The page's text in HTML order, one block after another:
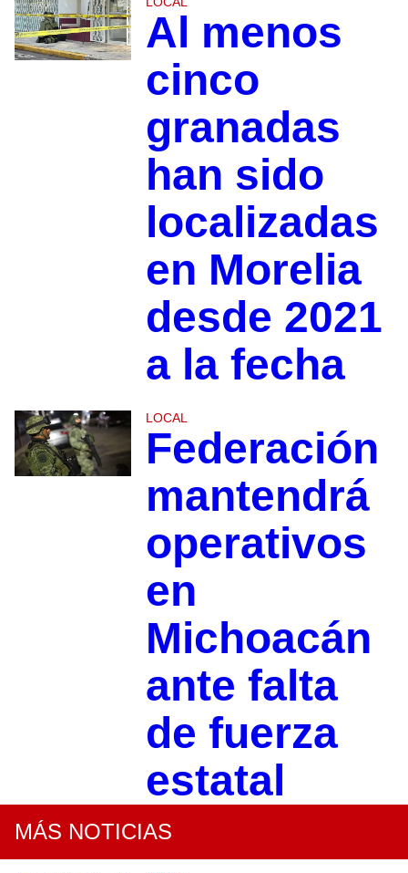
Al menos
cinco
granadas
han sido
localizadas
en Morelia
desde 2021
a la fecha
LOCAL
Federación
mantendrá
operativos
en
Michoacán
ante falta
de fuerza
estatal
MÁS NOTICIAS